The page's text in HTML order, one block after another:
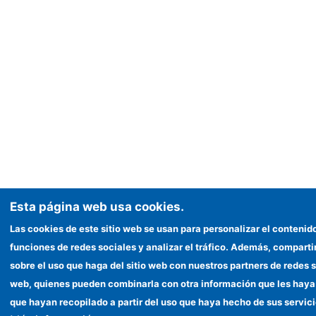
Esta página web usa cookies.
Las cookies de este sitio web se usan para personalizar el
funciones de redes sociales y analizar el tráfico. Además,
sobre el uso que haga del sitio web con nuestros partners de redes
web, quienes pueden combinarla con otra información que les
que hayan recopilado a partir del uso que haya hecho de sus